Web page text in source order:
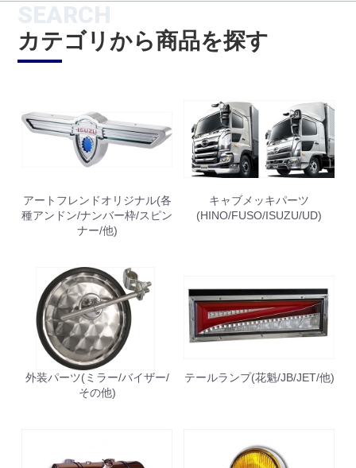
お買い物を続ける カートへ進む
SEARCH
カテゴリから商品を探す
アートフレンドオリジナル(各
種アンドン/ナンバー枠/スピン
ナー/他)
キャブメッキパーツ
(HINO/FUSO/ISUZU/UD)
外装パーツ(ミラー/バイザー/
その他)
テールランプ(花魁/JB/JET/他)